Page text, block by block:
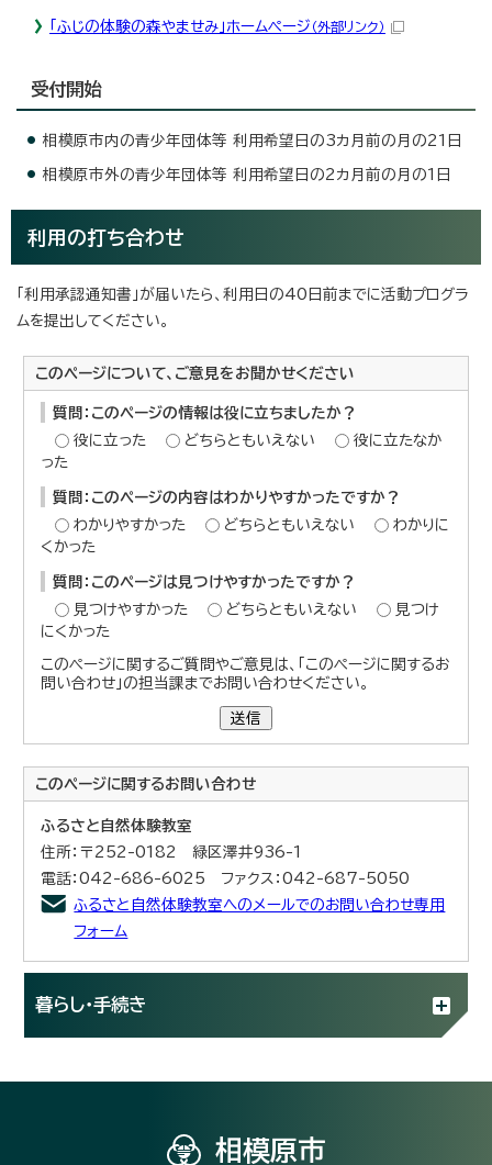
「ふじの体験の森やませみ」ホームページ （外部リンク）
受付開始
相模原市内の青少年団体等 利用希望日の3カ月前の月の21日
相模原市外の青少年団体等 利用希望日の2カ月前の月の1日
利用の打ち合わせ
「利用承認通知書」が届いたら、利用日の40日前までに活動プログラ
ムを提出してください。
このページについて、ご意見をお聞かせください
質問：このページの情報は役に立ちましたか？
役に立った
どちらともいえない
役に立たなか
った
質問：このページの内容はわかりやすかったですか？
わかりやすかった
どちらともいえない
わかりに
くかった
質問：このページは見つけやすかったですか？
見つけやすかった
どちらともいえない
見つけ
にくかった
このページに関するご質問やご意見は、「このページに関するお
問い合わせ」の担当課までお問い合わせください。
送信
このページに関するお問い合わせ
ふるさと自然体験教室
住所：〒252-0182 緑区澤井936-1
電話：042-686-6025 ファクス：042-687-5050
ふるさと自然体験教室へのメールでのお問い合わせ専用
フォーム
暮らし・手続き
相模原市